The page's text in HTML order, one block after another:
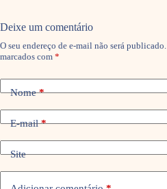
Deixe um comentário
O seu endereço de e-mail não será publicado.
marcados com *
Nome*
E-mail*
Site